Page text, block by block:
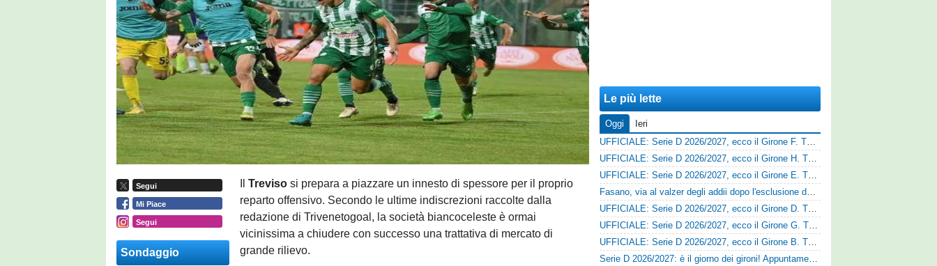
Segui
Mi Piace
Segui
Sondaggio
IlTrevisosi prepara a piazzare un innesto di spessore per il proprio
reparto offensivo. Secondo le ultime indiscrezioni raccolte dalla
redazione di Trivenetogoal, la società biancoceleste è ormai
vicinissima a chiudere con successo una trattativa di mercato di
grande rilievo.
Le più lette
Oggi
Ieri
UFFICIALE: Serie D 2026/2027, ecco il Girone F. Tutte le squadre
UFFICIALE: Serie D 2026/2027, ecco il Girone H. Tutte le squadre
UFFICIALE: Serie D 2026/2027, ecco il Girone E. Tutte le squadre
Fasano, via al valzer degli addii dopo l'esclusione dalla Serie D: Salzano verso una big campana
UFFICIALE: Serie D 2026/2027, ecco il Girone D. Tutte le squadre
UFFICIALE: Serie D 2026/2027, ecco il Girone G. Tutte le squadre
UFFICIALE: Serie D 2026/2027, ecco il Girone B. Tutte le squadre
Serie D 2026/2027: è il giorno dei gironi! Appuntamento fissato